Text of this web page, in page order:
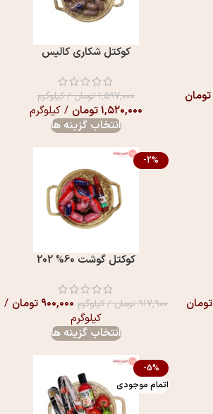
تومان
کوکتل شکاری کالیس
۱,۵۹۷,۰۰۰تومان/ کیلوگرم
۱,۵۲۰,۰۰۰تومان / کیلوگرم
انتخاب گزینه ها
تومان
-2%
کوکتل گوشت 60% 202
۹۱۷,۹۰۰تومان/ کیلوگرم ۹۰۰,۰۰۰ تومان /
کیلوگرم
انتخاب گزینه ها
-5%
اتمام موجودی